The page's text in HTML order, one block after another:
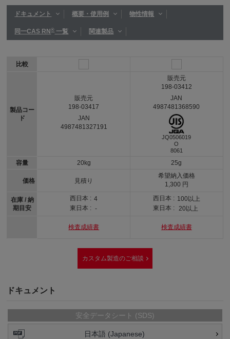
ドキュメント 概要・使用例 物性情報
同一CAS RN®一覧 関連製品
比較
製品コー
ド
容量
価格
在庫 / 納
期目安
販売元
198-03417
JAN
4987481327191
20kg
見積り
西日本 : 4
東日本 : -
検査成績書
販売元
198-03412
JAN
4987481368590
JQ0506019
O
8061
25g
希望納入価格
1,300 円
西日本 : 100以上
東日本 :
20以上
検査成績書
カスタム製造のご相談
ドキュメント
安全データシート (SDS)
日本語 (Japanese)